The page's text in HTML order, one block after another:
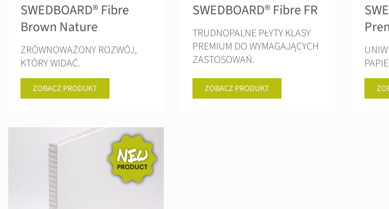
SWEDBOARD® Fibre
Brown Nature
ZRÓWNOWAŻONY ROZWÓJ,
KTÓRY WIDAĆ.
ZOBACZ PRODUKT
SWEDBOARD® Fibre FR
TRUDNOPALNE PŁYTY KLASY
PREMIUM DO WYMAGAJĄCYCH
ZASTOSOWAŃ.
ZOBACZ PRODUKT